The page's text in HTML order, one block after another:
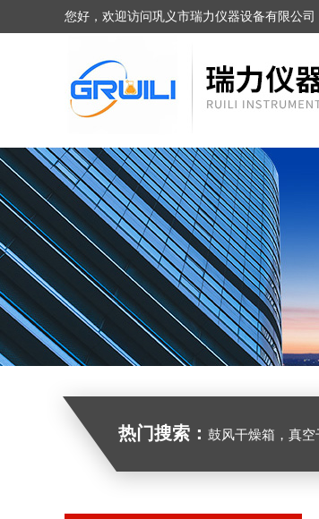
您好，欢迎访问巩义市瑞力仪器设备有限公司
热门搜索： 鼓风干燥箱，真空干燥